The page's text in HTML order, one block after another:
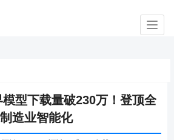
型下载量破230万！登顶全
造业智能化